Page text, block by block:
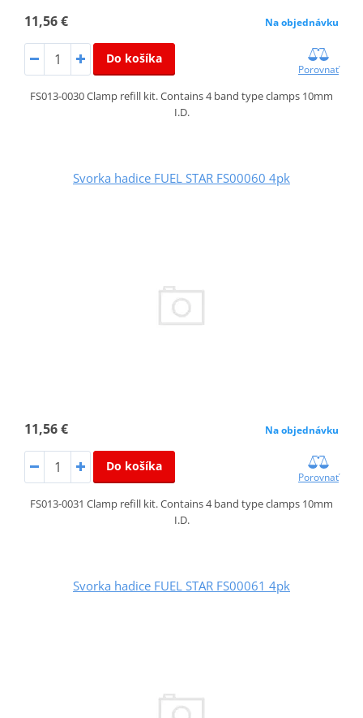
11,56 € Na objednávku
Do košíka
Porovnať
FS013-0030 Clamp refill kit. Contains 4 band type clamps 10mm
I.D.
Svorka hadice FUEL STAR FS00060 4pk
11,56 € Na objednávku
Do košíka
Porovnať
FS013-0031 Clamp refill kit. Contains 4 band type clamps 10mm
I.D.
Svorka hadice FUEL STAR FS00061 4pk